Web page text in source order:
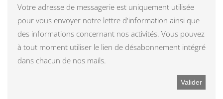
Votre adresse de messagerie est uniquement utilisée
pour vous envoyer notre lettre d'information ainsi que
des informations concernant nos activités. Vous pouvez
à tout moment utiliser le lien de désabonnement intégré
dans chacun de nos mails.